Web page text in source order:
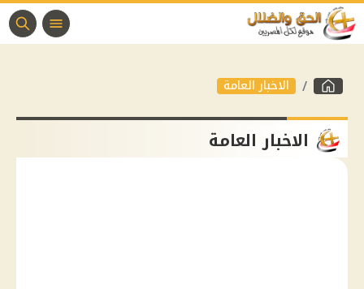
الاخبار العامة
الاخبار العامة